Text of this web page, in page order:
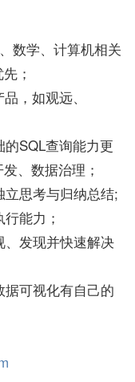
数学、计算机相关
；
，如观远、
SQL查询能力更
、数据治理；
思考与归纳总结;
能力；
发现并快速解决
可视化有自己的